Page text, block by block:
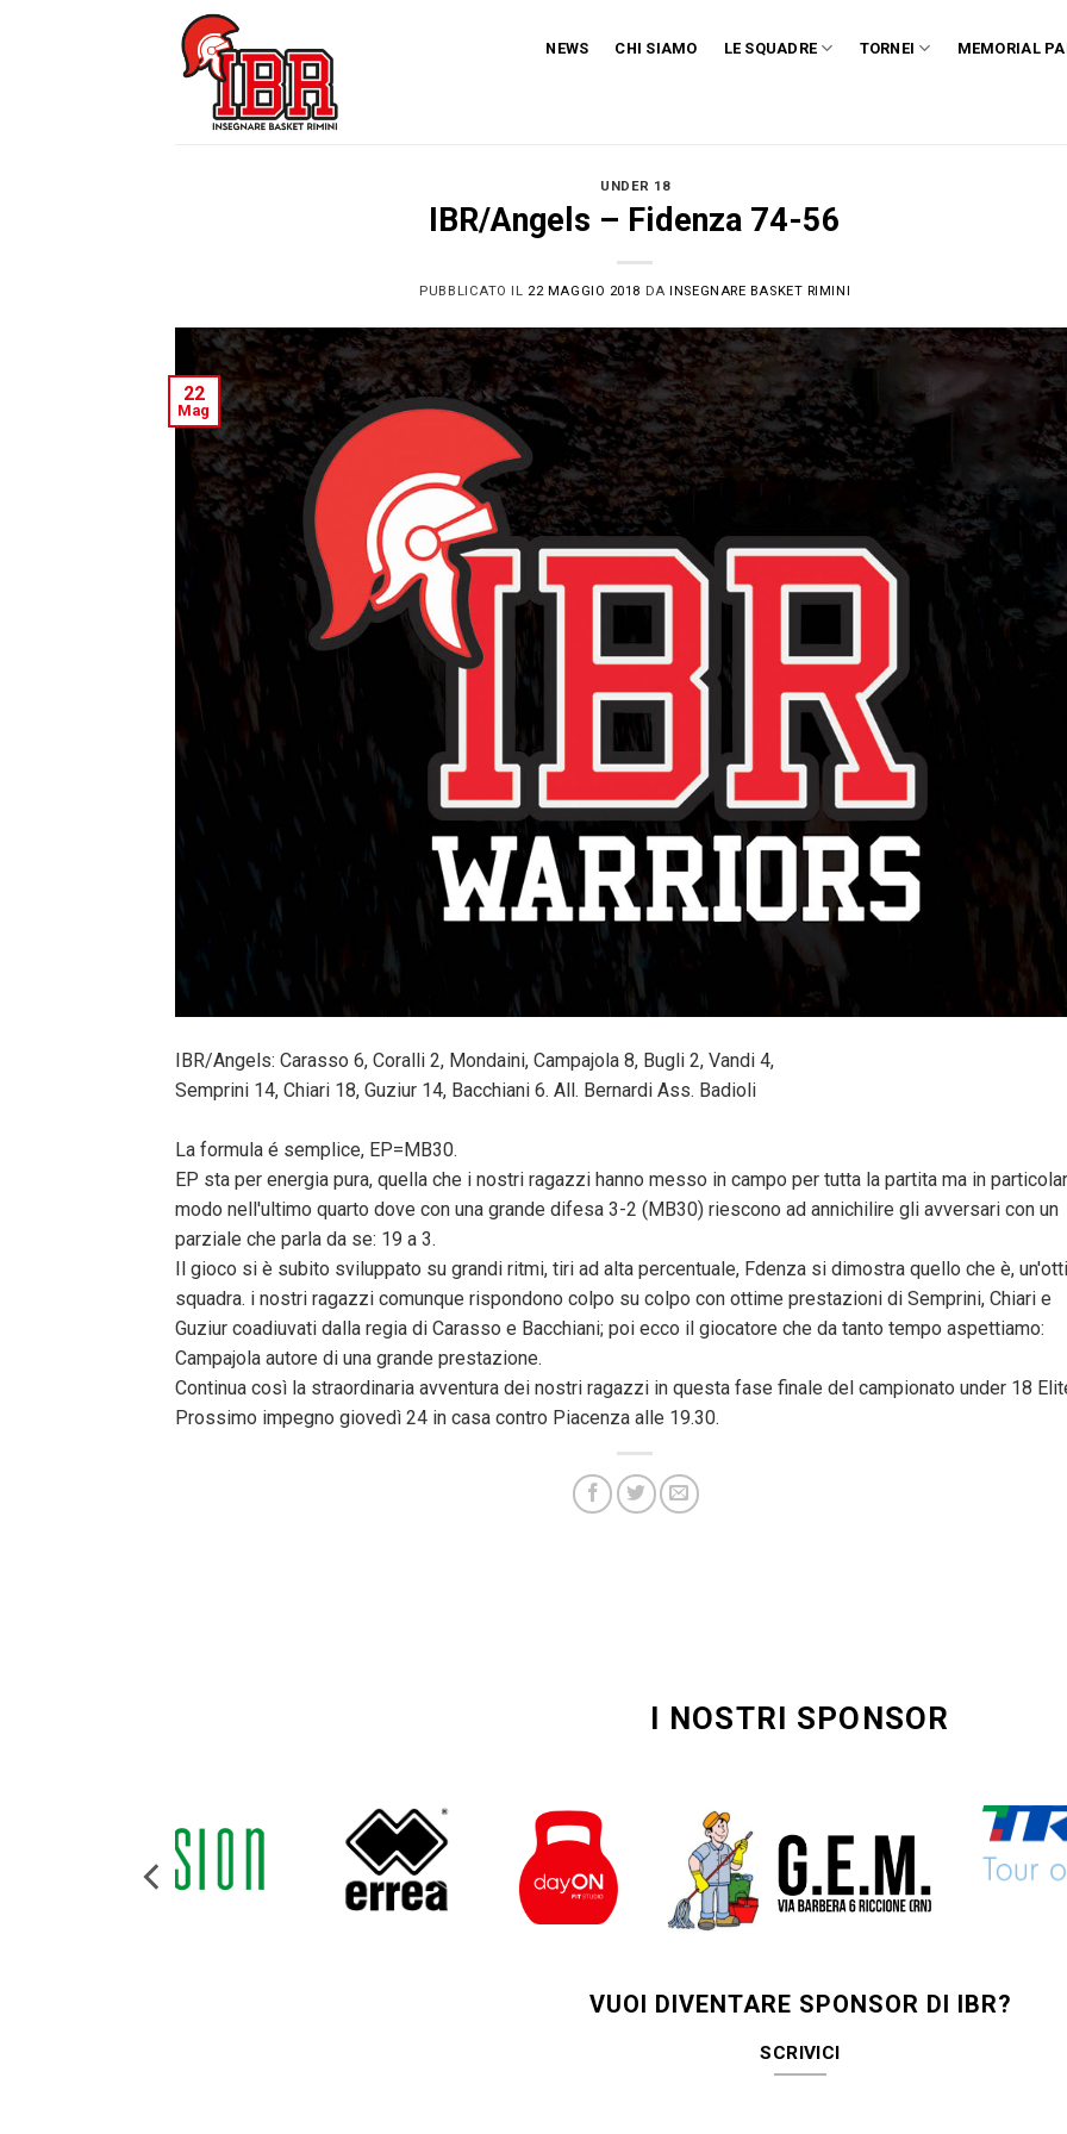
NEWS CHI SIAMO LE SQUADRE TORNEI MEMORIAL
UNDER 18
IBR/Angels – Fidenza 74-56
PUBBLICATO IL 22 MAGGIO 2018 DAINSEGNARE BASKET RIMINI
22
Mag
IBR/Angels: Carasso 6, Coralli 2, Mondaini, Campajola 8, Bugli 2, Vandi 4,
Semprini 14, Chiari 18, Guziur 14, Bacchiani 6. All. Bernardi Ass. Badioli
La formula é semplice, EP=MB30.
EP sta per energia pura, quella che i nostri ragazzi hanno messo in campo per tutta la partita ma in particolar
modo nell'ultimo quarto dove con una grande difesa 3-2 (MB30) riescono ad annichilire gli avversari con un
parziale che parla da se: 19 a 3.
Il gioco si è subito sviluppato su grandi ritmi, tiri ad alta percentuale, Fdenza si dimostra quello che è,
squadra. i nostri ragazzi comunque rispondono colpo su colpo con ottime prestazioni di Semprini, Chiari e
Guziur coadiuvati dalla regia di Carasso e Bacchiani; poi ecco il giocatore che da tanto tempo aspettiamo:
Campajola autore di una grande prestazione.
Continua così la straordinaria avventura dei nostri ragazzi in questa fase finale del campionato under 18
Prossimo impegno giovedì 24 in casa contro Piacenza alle 19.30.
I NOSTRI SPONSOR
VUOI DIVENTARE SPONSOR DI IBR?
SCRIVICI